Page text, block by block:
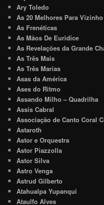
Ary Toledo
As 20 Melhores Para
As Frenéticas
As Mãos De Euridice
As Revelações da Grande
As Três Mais
As Três Marias
Asas da América
Ases do Ritmo
Assando Milho – Quadrilha
Assis Cabral
Associação de Canto Coral
Astaroth
Astor e Orquestra
Astor Piazzolla
Astor Silva
Astro Venga
Astrud Gilberto
Atahualpa Yupanqui
Ataulfo Alves